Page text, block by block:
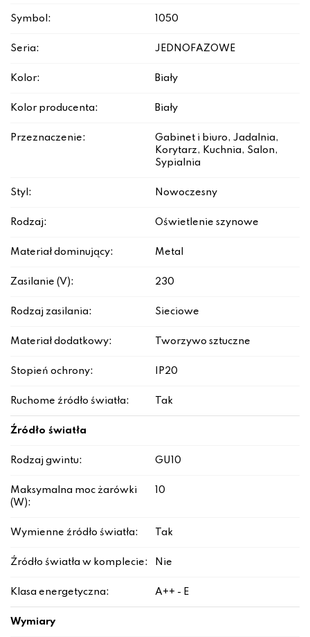
Symbol: 1050
Seria: JEDNOFAZOWE
Kolor: Biały
Kolor producenta: Biały
Przeznaczenie:
Gabinet i biuro, Jadalnia,
Korytarz, Kuchnia, Salon,
Sypialnia
Styl: Nowoczesny
Rodzaj: Oświetlenie szynowe
Materiał dominujący: Metal
Zasilanie (V): 230
Rodzaj zasilania: Sieciowe
Materiał dodatkowy: Tworzywo sztuczne
Stopień ochrony: IP20
Ruchome źródło światła: Tak
Źródło światła
Rodzaj gwintu: GU10
Maksymalna moc żarówki
(W):
10
Wymienne źródło światła: Tak
Źródło światła w komplecie: Nie
Klasa energetyczna: A++ - E
Wymiary